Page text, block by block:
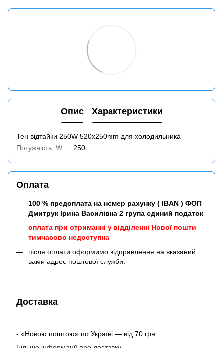
Опис Характеристики
Тен відтайки 250W 520x250mm для холодильника
Потужність, W
250
Оплата
100 % предоплата на номер рахунку ( IBAN ) ФОП
Дмитрук Ірина Василівна 2 група єдиний податок
оплата при отриманні у відділенні Нової пошти
тимчасово недоступна
після оплати оформимо відправлення на вказаний
вами адрес поштової служби.
Доставка
- «Новою поштою» по Україні — від 70 грн.